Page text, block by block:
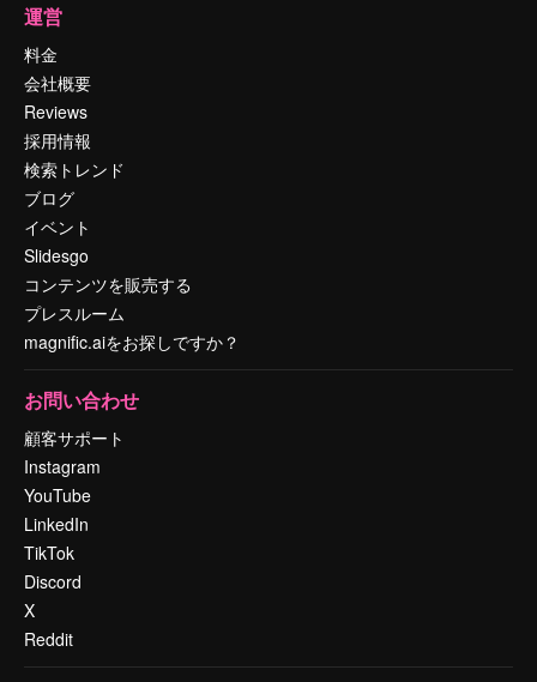
運営
料金
会社概要
Reviews
採用情報
検索トレンド
ブログ
イベント
Slidesgo
コンテンツを販売する
プレスルーム
magnific.aiをお探しですか？
お問い合わせ
顧客サポート
Instagram
YouTube
LinkedIn
TikTok
Discord
X
Reddit